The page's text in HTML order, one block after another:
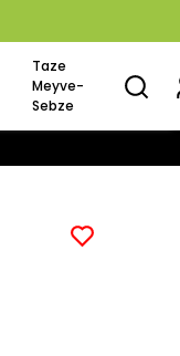
Taze
Meyve-
Sebze